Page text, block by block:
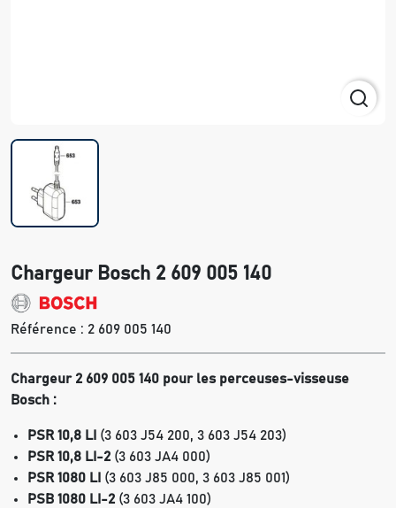
Chargeur Bosch 2 609 005 140
Référence : 2 609 005 140
Chargeur 2 609 005 140 pour les perceuses-visseuse
Bosch :
PSR 10,8 LI (3 603 J54 200, 3 603 J54 203)
PSR 10,8 LI-2 (3 603 JA4 000)
PSR 1080 LI (3 603 J85 000, 3 603 J85 001)
PSB 1080 LI-2 (3 603 JA4 100)